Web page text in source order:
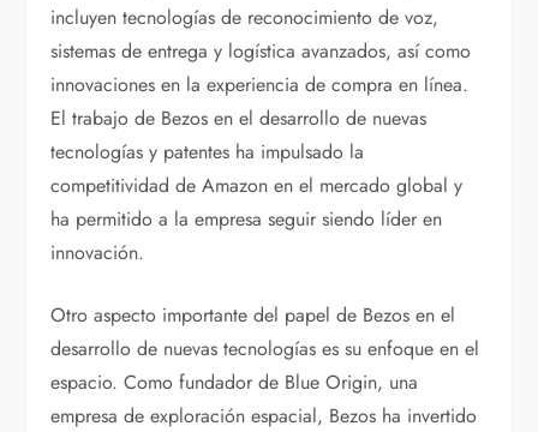
incluyen tecnologías de reconocimiento de voz,
sistemas de entrega y logística avanzados, así como
innovaciones en la experiencia de compra en línea.
El trabajo de Bezos en el desarrollo de nuevas
tecnologías y patentes ha impulsado la
competitividad de Amazon en el mercado global y
ha permitido a la empresa seguir siendo líder en
innovación.
Otro aspecto importante del papel de Bezos en el
desarrollo de nuevas tecnologías es su enfoque en el
espacio. Como fundador de Blue Origin, una
empresa de exploración espacial, Bezos ha invertido